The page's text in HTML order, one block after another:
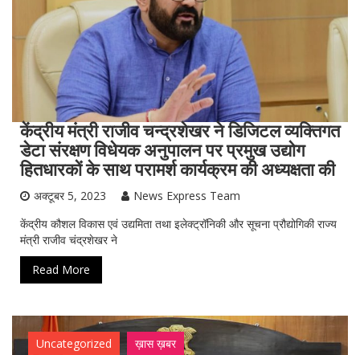
केंद्रीय मंत्री राजीव चन्द्रशेखर ने डिजिटल व्यक्तिगत
डेटा संरक्षण विधेयक अनुपालन पर प्रमुख उद्योग
हितधारकों के साथ परामर्श कार्यक्रम की अध्यक्षता की
अक्टूबर 5, 2023
News Express Team
केंद्रीय कौशल विकास एवं उद्यमिता तथा इलेक्ट्रॉनिकी और सूचना प्रौद्योगिकी राज्य
मंत्री राजीव चंद्रशेखर ने
Read More
Uncategorized ख़ास ख़बर